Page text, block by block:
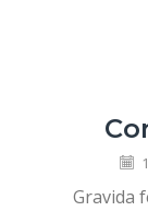
Gravida